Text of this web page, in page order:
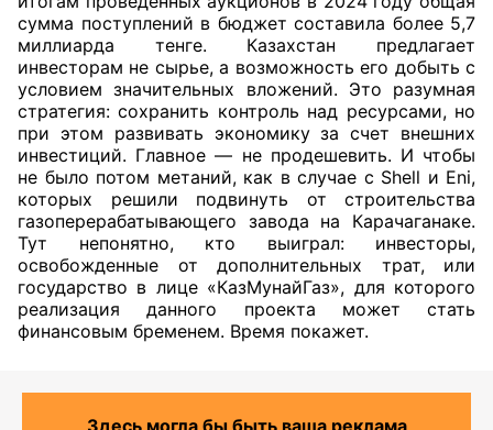
сумма поступлений в бюджет составила более 5,7
миллиарда тенге. Казахстан предлагает
инвесторам не сырье, а возможность его добыть с
условием значительных вложений. Это разумная
стратегия: сохранить контроль над ресурсами, но
при этом развивать экономику за счет внешних
инвестиций. Главное — не продешевить. И чтобы
не было потом метаний, как в случае с Shell и Eni,
которых решили подвинуть от строительства
газоперерабатывающего завода на Карачаганаке.
Тут непонятно, кто выиграл: инвесторы,
освобожденные от дополнительных трат, или
государство в лице «КазМунайГаз», для которого
реализация данного проекта может стать
финансовым бременем. Время покажет.
Здесь могла бы быть ваша реклама